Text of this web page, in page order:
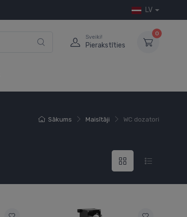
LV
Sveiki!
Pierakstīties
0
Sākums Maisītāji WC dozatori